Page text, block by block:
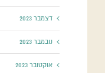
דצמבר 2023
נובמבר 2023
אוקטובר 2023